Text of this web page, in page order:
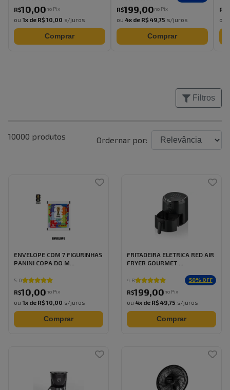
R$10,00no Pix
ou 1x de R$ 10,00 s/juros
Comprar
R$199,00no Pix
ou 4x de R$ 49,75 s/juros
Comprar
R$
ou
Filtros
10000 produtos Ordernar por:
ENVELOPE COM 7 FIGURINHAS
PANINI COPA DO M...
5.0
R$10,00no Pix
ou 1x de R$ 10,00 s/juros
Comprar
FRITADEIRA ELETRICA RED AIR
FRYER GOURMET ...
4.8 50% OFF
R$199,00no Pix
ou 4x de R$ 49,75 s/juros
Comprar